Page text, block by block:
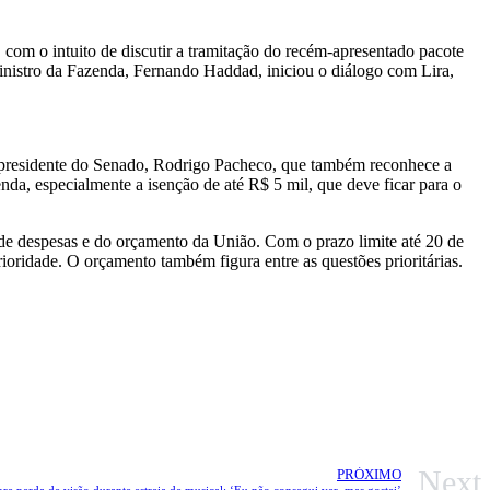
o intuito de discutir a tramitação do recém-apresentado pacote
da Fazenda, Fernando Haddad, iniciou o diálogo com Lira,
do Senado, Rodrigo Pacheco, que também reconhece a
especialmente a isenção de até R$ 5 mil, que deve ficar para o
despesas e do orçamento da União. Com o prazo limite até 20 de
O orçamento também figura entre as questões prioritárias.
PRÓXIMO Next